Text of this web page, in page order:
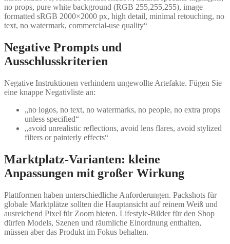
no props, pure white background (RGB 255,255,255), image
formatted sRGB 2000×2000 px, high detail, minimal retouching, no
text, no watermark, commercial-use quality“
Negative Prompts und
Ausschlusskriterien
Negative Instruktionen verhindern ungewollte Artefakte. Fügen Sie
eine knappe Negativliste an:
„no logos, no text, no watermarks, no people, no extra props
unless specified“
„avoid unrealistic reflections, avoid lens flares, avoid stylized
filters or painterly effects“
Marktplatz-Varianten: kleine
Anpassungen mit großer Wirkung
Plattformen haben unterschiedliche Anforderungen. Packshots für
globale Marktplätze sollten die Hauptansicht auf reinem Weiß und
ausreichend Pixel für Zoom bieten. Lifestyle-Bilder für den Shop
dürfen Models, Szenen und räumliche Einordnung enthalten,
müssen aber das Produkt im Fokus behalten.